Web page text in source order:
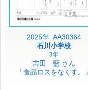
2025年 AA30364
石川小学校
3年
吉田 藍 さん
「食品ロスをなくす。」